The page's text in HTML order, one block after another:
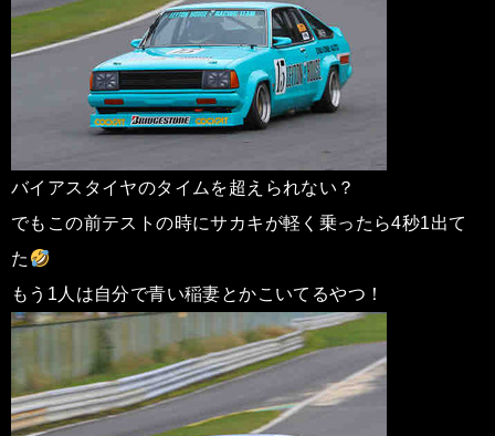
バイアスタイヤのタイムを超えられない？
でもこの前テストの時にサカキが軽く乗ったら4秒1出て
た
もう1人は自分で青い稲妻とかこいてるやつ！